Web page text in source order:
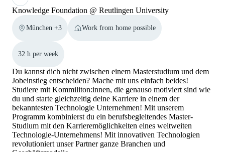
Knowledge Foundation @ Reutlingen University
München +3 Work from home possible
32 h per week
Du kannst dich nicht zwischen einem Masterstudium und dem
Jobeinstieg entscheiden? Mache mit uns einfach beides!
Studiere mit Kommiliton:innen, die genauso motiviert sind wie
du und starte gleichzeitig deine Karriere in einem der
bekanntesten Technologie Unternehmen! Mit unserem
Programm kombinierst du ein berufsbegleitendes Master-
Studium mit den Karrieremöglichkeiten eines weltweiten
Technologie-Unternehmens! Mit innovativen Technologien
revolutioniert unser Partner ganze Branchen und